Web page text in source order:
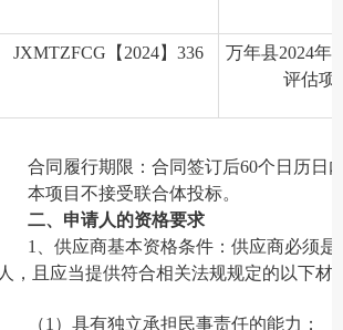
JXMTZFCG【2024】336
万年县2024年
评估
合同履行期限：合同签订后60个日历日
本项目不接受联合体投标。
二、申请人的资格要求
1、供应商基本资格条件：供应商必须
人，且应当提供符合相关法规规定的以下
（1）具有独立承担民事责任的能力；